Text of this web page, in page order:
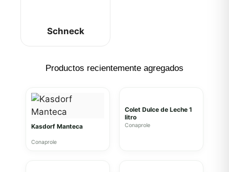
Schneck
Productos recientemente agregados
Kasdorf Manteca
Conaprole
Colet Dulce de Leche 1
litro
Conaprole